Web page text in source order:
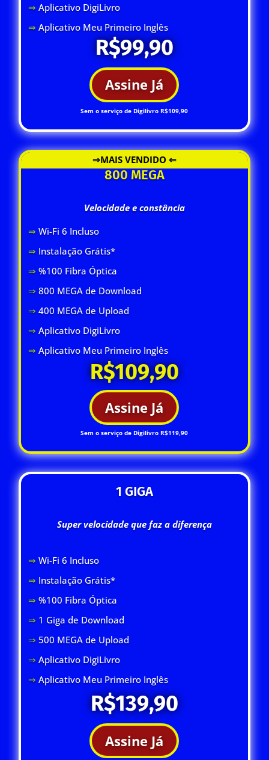
⇒Aplicativo DigiLivro
⇒Aplicativo Meu Primeiro Inglês
R$99,90
Assine Já
Sem o serviço de Digilivro R$109,90
⇒MAIS VENDIDO ⇐
800 MEGA
Velocidade e constância
⇒ Wi-Fi 6 Incluso
⇒ Instalação Grátis*
⇒ %100 Fibra Óptica
⇒ 800 MEGA de Download
⇒400 MEGA de Upload
⇒Aplicativo DigiLivro
⇒Aplicativo Meu Primeiro Inglês
R$109,90
Assine Já
Sem o serviço de Digilivro R$119,90
1 GIGA
Super velocidade que faz a diferença
⇒ Wi-Fi 6 Incluso
⇒ Instalação Grátis*
⇒ %100 Fibra Óptica
⇒ 1 Giga de Download
⇒ 500 MEGA de Upload
⇒Aplicativo DigiLivro
⇒Aplicativo Meu Primeiro Inglês
R$139,90
Assine Já